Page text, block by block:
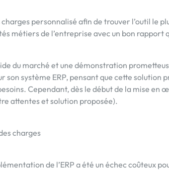
personnalisé afin de trouver l’outil le
métiers de l’entreprise avec un bon rapport
du marché et une démonstration
son système ERP, pensant que cette solution
Cependant, dès le début de la mise en
attentes et solution proposée).
charges
de l’ERP a été un échec coûteux